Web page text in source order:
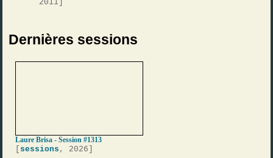
2011]
Dernières sessions
Laure Brisa - Session #1313
sessions , 2026]